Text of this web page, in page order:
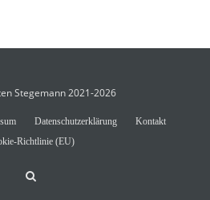
Stegemann 2021-2026
Datenschutzerklärung
Kontakt
Richtlinie (EU)